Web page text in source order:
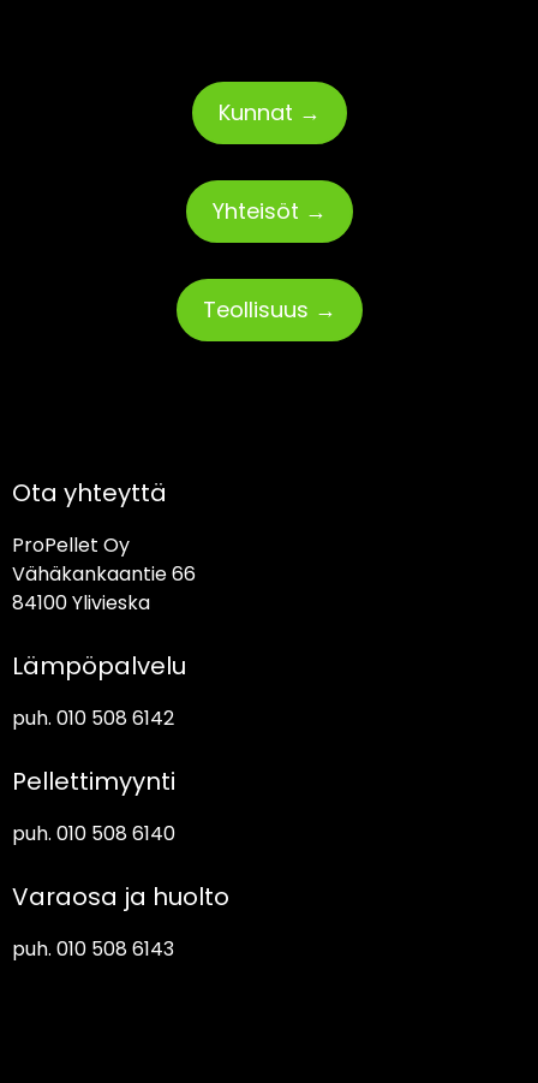
Kunnat →
Yhteisöt →
Teollisuus →
Ota yhteyttä
ProPellet Oy
Vähäkankaantie 66
84100 Ylivieska
Lämpöpalvelu
puh. 010 508 6142
Pellettimyynti
puh. 010 508 6140
Varaosa ja huolto
puh. 010 508 6143